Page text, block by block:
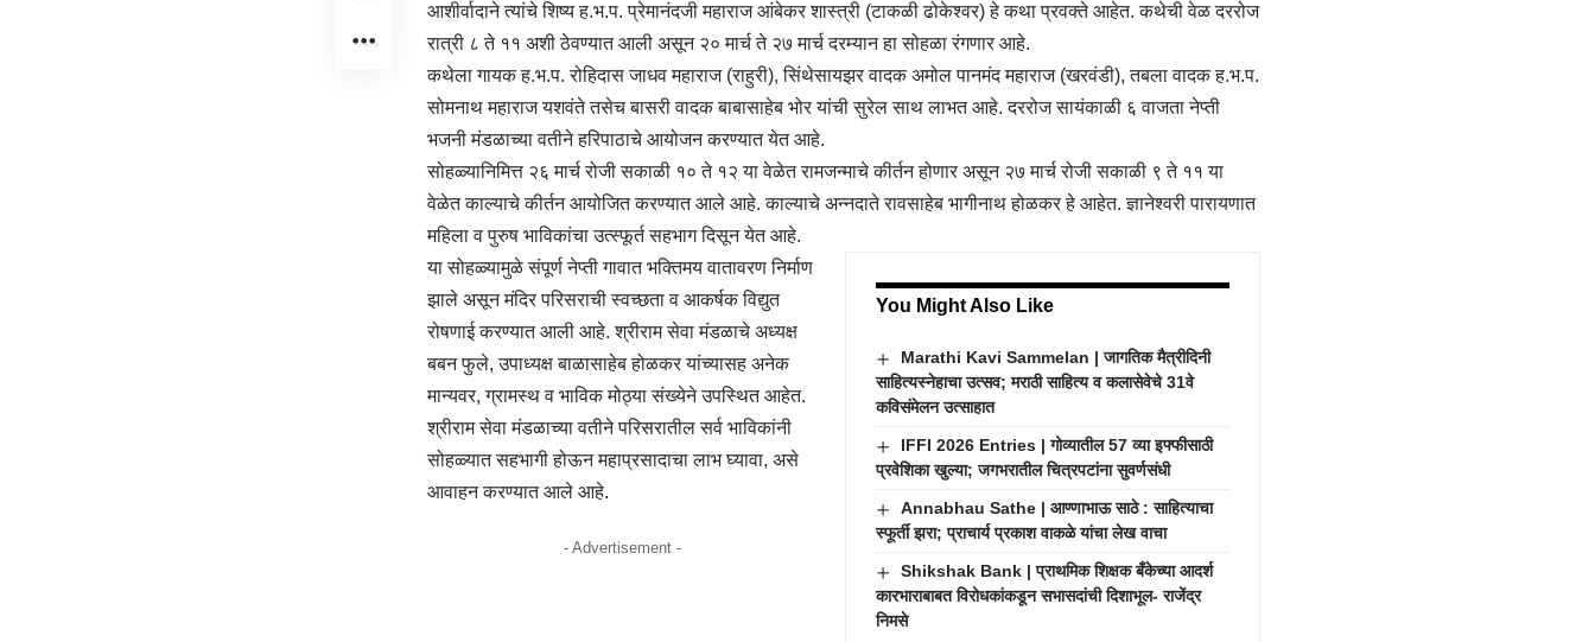
आशीर्वादाने त्यांचे शिष्य ह.भ.प. प्रेमानंदजी महाराज आंबेकर शास्त्री (टाकळी ढोकेश्वर) हे कथा प्रवक्ते आहेत. कथेची वेळ दररोज
रात्री ८ ते ११ अशी ठेवण्यात आली असून २० मार्च ते २७ मार्च दरम्यान हा सोहळा रंगणार आहे.
कथेला गायक ह.भ.प. रोहिदास जाधव महाराज (राहुरी), सिंथेसायझर वादक अमोल पानमंद महाराज (खरवंडी), तबला वादक ह.भ.प.
सोमनाथ महाराज यशवंते तसेच बासरी वादक बाबासाहेब भोर यांची सुरेल साथ लाभत आहे. दररोज सायंकाळी ६ वाजता नेप्ती
भजनी मंडळाच्या वतीने हरिपाठाचे आयोजन करण्यात येत आहे.
सोहळ्यानिमित्त २६ मार्च रोजी सकाळी १० ते १२ या वेळेत रामजन्माचे कीर्तन होणार असून २७ मार्च रोजी सकाळी ९ ते ११ या
वेळेत काल्याचे कीर्तन आयोजित करण्यात आले आहे. काल्याचे अन्नदाते रावसाहेब भागीनाथ होळकर हे आहेत. ज्ञानेश्वरी पारायणात
महिला व पुरुष भाविकांचा उत्स्फूर्त सहभाग दिसून येत आहे.
You Might Also Like
Marathi Kavi Sammelan | जागतिक मैत्रीदिनी
साहित्यस्नेहाचा उत्सव; मराठी साहित्य व कलासेवेचे 31वे
कविसंमेलन उत्साहात
IFFI 2026 Entries | गोव्यातील 57 व्या इफ्फीसाठी
प्रवेशिका खुल्या; जगभरातील चित्रपटांना सुवर्णसंधी
Annabhau Sathe | आण्णाभाऊ साठे : साहित्याचा
स्फूर्ती झरा; प्राचार्य प्रकाश वाकळे यांचा लेख वाचा
Shikshak Bank | प्राथमिक शिक्षक बँकेच्या आदर्श
कारभाराबाबत विरोधकांकडून सभासदांची दिशाभूल- राजेंद्र
निमसे
या सोहळ्यामुळे संपूर्ण नेप्ती गावात भक्तिमय वातावरण निर्माण
झाले असून मंदिर परिसराची स्वच्छता व आकर्षक विद्युत
रोषणाई करण्यात आली आहे. श्रीराम सेवा मंडळाचे अध्यक्ष
बबन फुले, उपाध्यक्ष बाळासाहेब होळकर यांच्यासह अनेक
मान्यवर, ग्रामस्थ व भाविक मोठ्या संख्येने उपस्थित आहेत.
श्रीराम सेवा मंडळाच्या वतीने परिसरातील सर्व भाविकांनी
सोहळ्यात सहभागी होऊन महाप्रसादाचा लाभ घ्यावा, असे
आवाहन करण्यात आले आहे.
- Advertisement -